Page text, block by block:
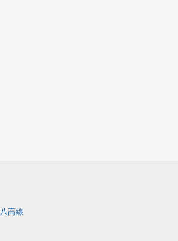
八高線